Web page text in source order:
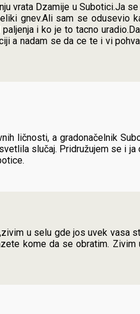
vrata Dzamije u Subotici.Ja
gnev.Ali sam se odusevio
i ko je to tacno
a nadam se da ce te i vi
ličnosti, a gradonačelnik
slučaj. Pridružujem se i
u selu gde jos uvek vasa
kome da se obratim.